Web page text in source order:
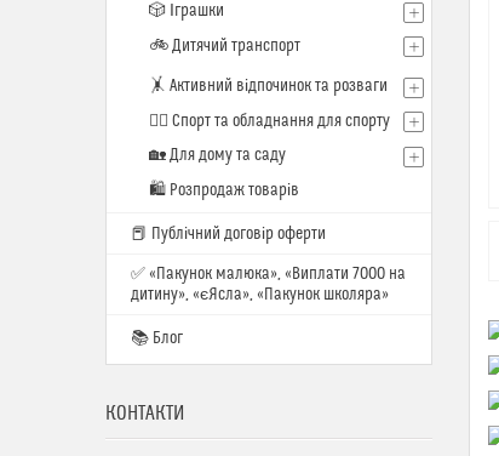
🎲 Іграшки
🚲 Дитячий транспорт
🤸 Активний відпочинок та розваги
🏋️‍♂️ Спорт та обладнання для спорту
🏡 Для дому та саду
🛍 Розпродаж товарів
📕 Публічний договір оферти
✅ «Пакунок малюка», «Виплати 7000 на
дитину», «єЯсла», «Пакунок школяра»
📚 Блог
КОНТАКТИ